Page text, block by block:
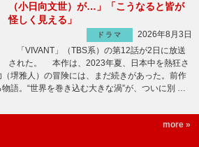
（小日向文世）が…」「こうなると皆が
怪しく見える」
ドラマ
2026年8月3日
「VIVANT」（TBS系）の第12話が2日に放送
された。 本作は、2023年夏、日本中を熱狂さ
堺雅人）の冒険には、まだ続きがあった。前作
語。“世界を巻き込む大きな渦”が、ついに別 …
more »